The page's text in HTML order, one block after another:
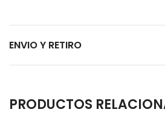
ENVIO Y RETIRO
PRODUCTOS